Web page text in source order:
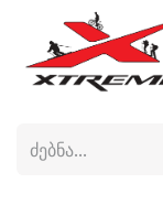
Skip to Content